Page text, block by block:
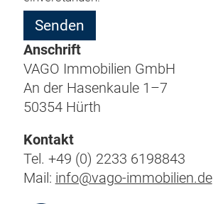
Anschrift
VAGO Immo­bi­li­en GmbH
An der Hasen­kau­le 1–7
50354 Hürth
Kon­takt
Tel. +49 (0) 2233 6198843
Mail: info@vago-immobilien.de